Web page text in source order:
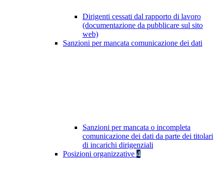
Dirigenti cessati dal rapporto di lavoro
(documentazione da pubblicare sul sito
web)
Sanzioni per mancata comunicazione dei dati
Sanzioni per mancata o incompleta
comunicazione dei dati da parte dei titolari
di incarichi dirigenziali
Posizioni organizzative 4